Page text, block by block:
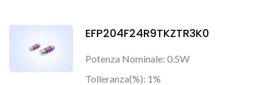
EFP204F24R9TKZTR3K0
Potenza Nominale: 0.5W
Tolleranza(%): 1%